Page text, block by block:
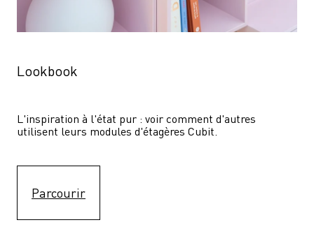
Lookbook
L'inspiration à l'état pur : voir comment d'autres
utilisent leurs modules d'étagères Cubit.
Parcourir